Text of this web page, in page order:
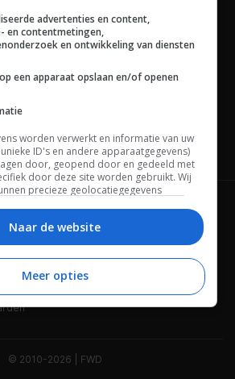
Privacybeleid
Contact
© 2010-2026 | FWD
advertenties en content,
en contentmetingen,
en ontwikkeling van diensten
een apparaat opslaan en/of openen
worden verwerkt en informatie van uw
ID's en andere apparaatgegevens)
door, geopend door en gedeeld met
door deze site worden gebruikt. Wij
precieze geolocatiegegevens
kunnen uw persoonsgegevens
deze pagina of in het sitemenu naar
te beheren of in te trekken via de
Naar de website
Meer opties